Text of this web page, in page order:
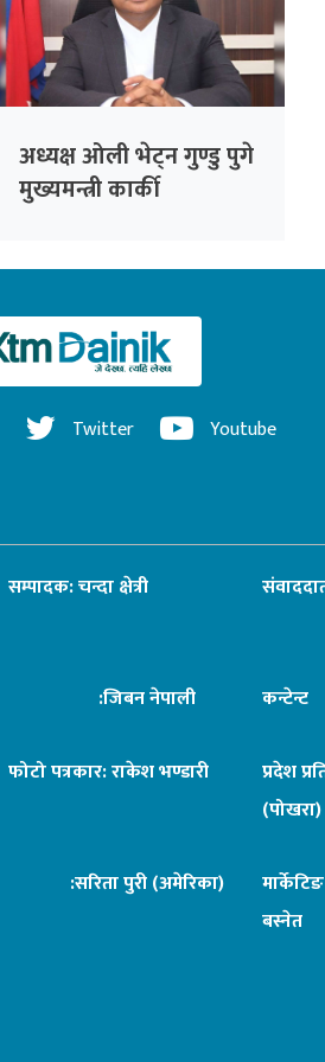
अध्यक्ष ओली भेट्न गुण्डु पुगे
मुख्यमन्त्री कार्की
Twitter Youtube
सम्पादक: चन्दा क्षेत्री
:जिबन नेपाली
फोटो पत्रकार: राकेश भण्डारी
प्रदेश
(पोखरा)
:सरिता पुरी (अमेरिका)
बस्नेत